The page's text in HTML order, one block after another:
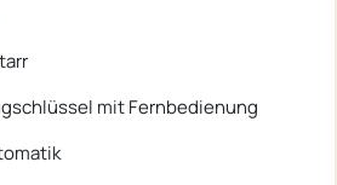
mit Fernbedienung